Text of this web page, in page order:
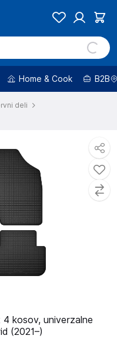
Home & Cook B2B
deli
kosov, univerzalne
(2021–)